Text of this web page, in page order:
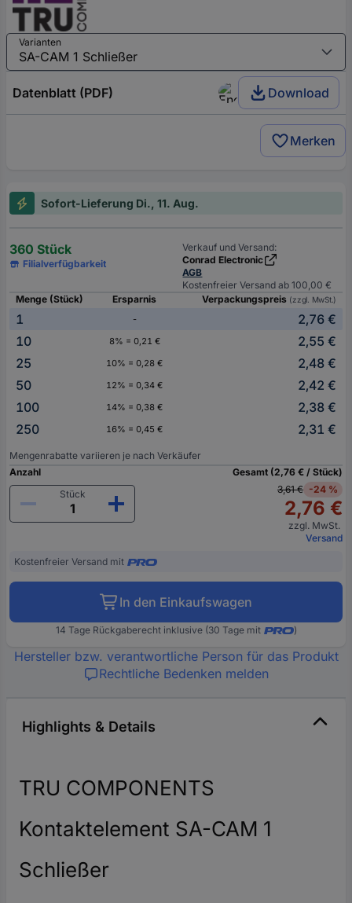
Varianten
Datenblatt (PDF) Download
Merken
Sofort-Lieferung Di., 11. Aug.
360 Stück
Filialverfügbarkeit
Verkauf und Versand:
Conrad Electronic
AGB
Kostenfreier Versand ab 100,00 €
Menge (Stück)
Ersparnis Verpackungspreis (zzgl. MwSt.)
1 -
2,76 €
10
8% = 0,21 €
2,55 €
25
10% = 0,28 €
2,48 €
50
12% = 0,34 €
2,42 €
100
14% = 0,38 €
2,38 €
250
16% = 0,45 € 2,31 €
Mengenrabatte variieren je nach Verkäufer
Anzahl
Stück
Gesamt (2,76 € / Stück)
3,61 € -24 %
2,76 €
zzgl. MwSt.
Versand
Kostenfreier Versand mit
In den Einkaufswagen
14 Tage Rückgaberecht inklusive (30 Tage mit )
Hersteller bzw. verantwortliche Person für das Produkt
Rechtliche Bedenken melden
Highlights & Details
TRU COMPONENTS
Kontaktelement SA-CAM 1
Schließer